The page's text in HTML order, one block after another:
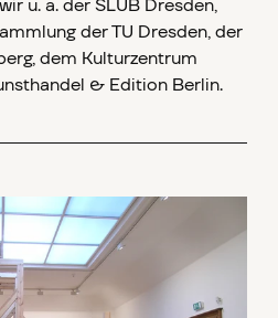
u. a. der SLUB Dresden,
der TU Dresden, der
dem Kulturzentrum
& Edition Berlin.